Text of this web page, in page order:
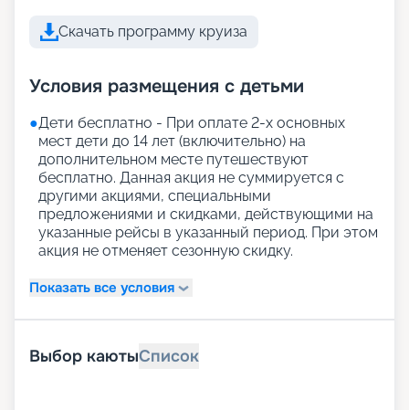
Скачать программу круиза
Условия размещения с детьми
●Дети бесплатно - При оплате 2-х основных
мест дети до 14 лет (включительно) на
дополнительном месте путешествуют
бесплатно. Данная акция не суммируется с
другими акциями, специальными
предложениями и скидками, действующими на
указанные рейсы в указанный период. При этом
акция не отменяет сезонную скидку.
Показать все условия
Выбор каютыСписок